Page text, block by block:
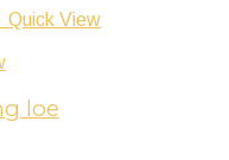
Quick View
loe